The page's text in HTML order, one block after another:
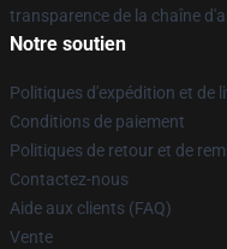
transparence de la chaîne
Notre soutien
Politiques d'expédition et de
Conditions de paiement
Politiques de retour et de
Contactez-nous
Aide aux clients (FAQ)
Vente